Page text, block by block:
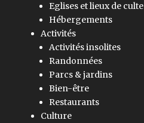
Eglises et lieux de culte
Hébergements
Activités
Activités insolites
Randonnées
Parcs & jardins
Bien-être
Restaurants
Culture